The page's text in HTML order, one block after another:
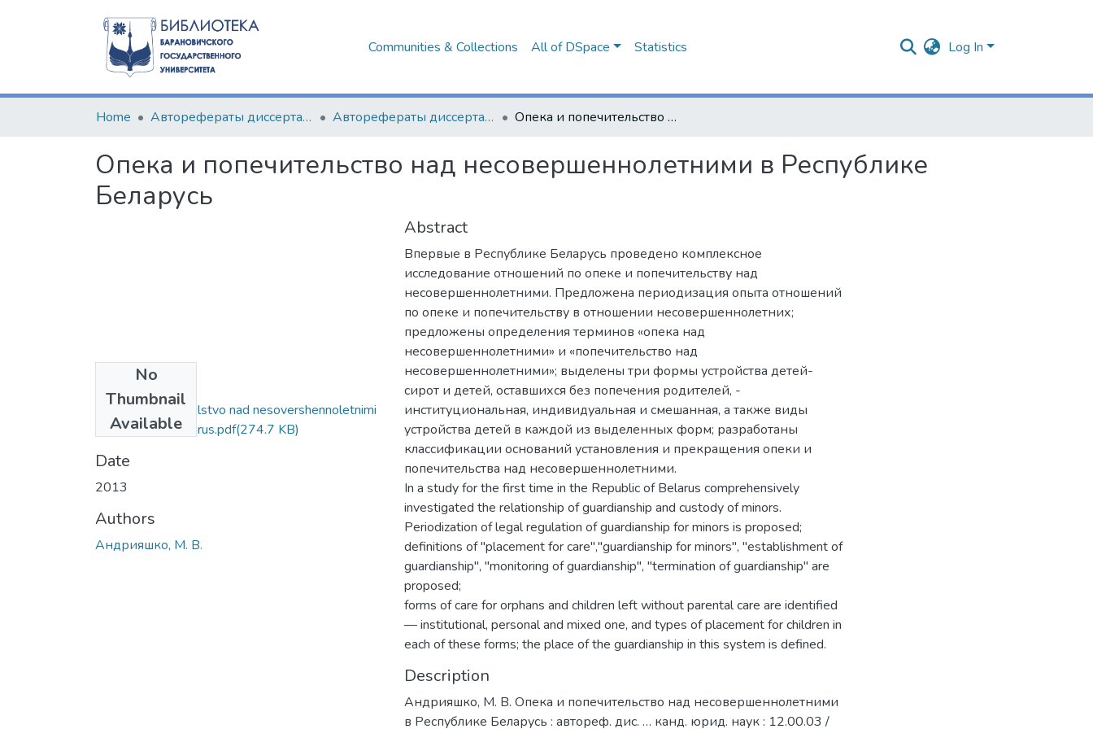
Communities & Collections All of DSpace Statistics Log In
Home Авторефераты диссертаций Авторефераты диссертаций Опека и попечительство над несовершеннолетними в Республике Беларусь
Опека и попечительство над несовершеннолетними в Республике
Беларусь
No
Thumbnail
Available
Opeka i popechitelstvo nad nesovershennoletnimi
v Respublike Belarus.pdf(274.7 KB)
Date
2013
Authors
Андрияшко, М. В.
Abstract
Впервые в Республике Беларусь проведено комплексное
исследование отношений по опеке и попечительству над
несовершеннолетними. Предложена периодизация опыта отношений
по опеке и попечительству в отношении несовершеннолетних;
предложены определения терминов «опека над
несовершеннолетними» и «попечительство над
несовершеннолетними»; выделены три формы устройства детей-
сирот и детей, оставшихся без попечения родителей, -
институциональная, индивидуальная и смешанная, а также виды
устройства детей в каждой из выделенных форм; разработаны
классификации оснований установления и прекращения опеки и
попечительства над несовершеннолетними.
In a study for the first time in the Republic of Belarus comprehensively
investigated the relationship of guardianship and custody of minors.
Periodization of legal regulation of guardianship for minors is proposed;
definitions of "placement for care","guardianship for minors", "establishment of
guardianship", "monitoring of guardianship", "termination of guardianship" are
proposed;
forms of care for orphans and children left without parental care are identified
— institutional, personal and mixed one, and types of placement for children in
each of these forms; the place of the guardianship in this system is defined.
Description
Андрияшко, М. В. Опека и попечительство над несовершеннолетними
в Республике Беларусь : автореф. дис. … канд. юрид. наук : 12.00.03 /